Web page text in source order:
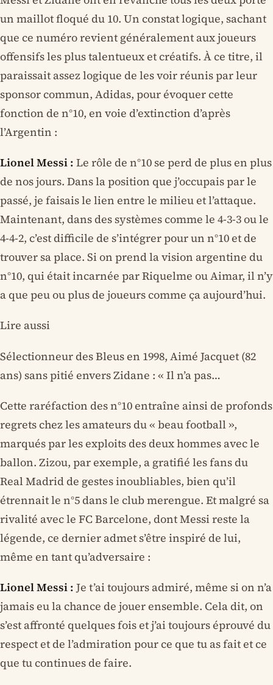
un maillot floqué du 10. Un constat logique, sachant
que ce numéro revient généralement aux joueurs
offensifs les plus talentueux et créatifs. À ce titre, il
paraissait assez logique de les voir réunis par leur
sponsor commun, Adidas, pour évoquer cette
fonction de n°10, en voie d’extinction d’après
l’Argentin :
Lionel Messi : Le rôle de n°10 se perd de plus en plus
de nos jours. Dans la position que j’occupais par le
passé, je faisais le lien entre le milieu et l’attaque.
Maintenant, dans des systèmes comme le 4-3-3 ou le
4-4-2, c’est difficile de s’intégrer pour un n°10 et de
trouver sa place. Si on prend la vision argentine du
n°10, qui était incarnée par Riquelme ou Aimar, il n’y
a que peu ou plus de joueurs comme ça aujourd’hui.
Lire aussi
Sélectionneur des Bleus en 1998, Aimé Jacquet (82
ans) sans pitié envers Zidane : « Il n’a pas…
Cette raréfaction des n°10 entraîne ainsi de profonds
regrets chez les amateurs du « beau football »,
marqués par les exploits des deux hommes avec le
ballon. Zizou, par exemple, a gratifié les fans du
Real Madrid de gestes inoubliables, bien qu’il
étrennait le n°5 dans le club merengue. Et malgré sa
rivalité avec le FC Barcelone, dont Messi reste la
légende, ce dernier admet s’être inspiré de lui,
même en tant qu’adversaire :
Lionel Messi : Je t’ai toujours admiré, même si on n’a
jamais eu la chance de jouer ensemble. Cela dit, on
s’est affronté quelques fois et j’ai toujours éprouvé du
respect et de l’admiration pour ce que tu as fait et ce
que tu continues de faire.